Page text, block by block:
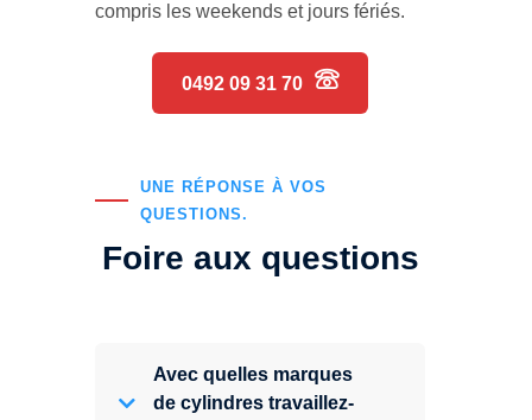
compris les weekends et jours fériés.
0492 09 31 70
UNE RÉPONSE À VOS
QUESTIONS.
Foire aux questions
Avec quelles marques
de cylindres travaillez-